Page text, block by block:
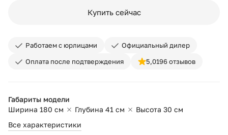
Купить сейчас
Работаем с юрлицами
Официальный дилер
Оплата после подтверждения
5,0196 отзывов
Габариты модели
Ширина 180 см
Глубина 41 см
Высота 30 см
Все характеристики